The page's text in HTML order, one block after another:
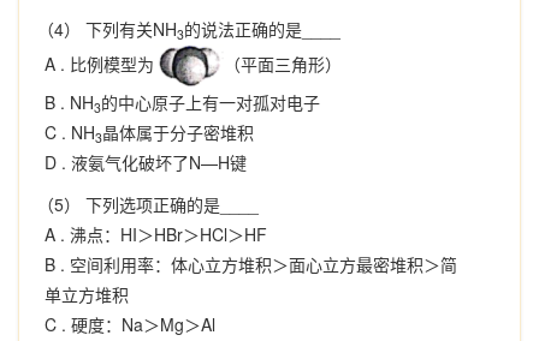
（4） 下列有关NH3的说法正确的是____
A . 比例模型为
（平面三角形）
B . NH3的中心原子上有一对孤对电子
C . NH3晶体属于分子密堆积
D . 液氨气化破坏了N—H键
（5） 下列选项正确的是____
A . 沸点：HI＞HBr＞HCl＞HF
B . 空间利用率：体心立方堆积＞面心立方最密堆积＞简
单立方堆积
C . 硬度：Na＞Mg＞Al